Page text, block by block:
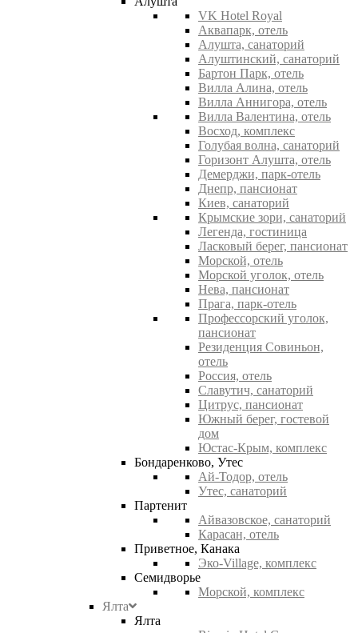
VK Hotel Royal
Аквапарк, отель
Алушта, санаторий
Алуштинский, санаторий
Бартон Парк, отель
Вилла Алина, отель
Вилла Аннигора, отель
Вилла Валентина, отель
Восход, комплекс
Голубая волна, санаторий
Горизонт Алушта, отель
Демерджи, парк-отель
Днепр, пансионат
Киев, санаторий
Крымские зори, санаторий
Легенда, гостиница
Ласковый берег, пансионат
Морской, отель
Морской уголок, отель
Нева, пансионат
Прага, парк-отель
Профессорский уголок,
пансионат
Резиденция Совиньон,
отель
Россия, отель
Славутич, санаторий
Цитрус, пансионат
Южный берег, гостевой
дом
Юстас-Крым, комплекс
Бондаренково, Утес
Ай-Тодор, отель
Утес, санаторий
Партенит
Айвазовское, санаторий
Карасан, отель
Приветное, Канака
Эко-Village, комплекс
Семидворье
Морской, комплекс
Ялта
Ялта